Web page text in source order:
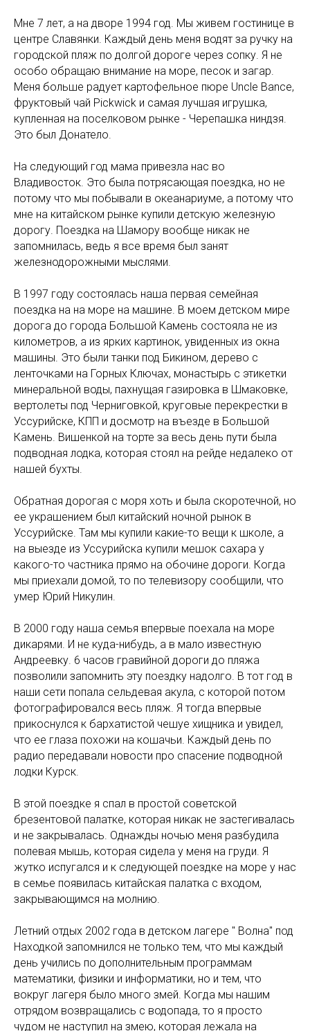
Мне 7 лет, а на дворе 1994 год. Мы живем гостинице в
центре Славянки. Каждый день меня водят за ручку на
городской пляж по долгой дороге через сопку. Я не
особо обращаю внимание на море, песок и загар.
Меня больше радует картофельное пюре Uncle Bance,
фруктовый чай Pickwick и самая лучшая игрушка,
купленная на поселковом рынке - Черепашка ниндзя.
Это был Донатело.
На следующий год мама привезла нас во
Владивосток. Это была потрясающая поездка, но не
потому что мы побывали в океанариуме, а потому что
мне на китайском рынке купили детскую железную
дорогу. Поездка на Шамору вообще никак не
запомнилась, ведь я все время был занят
железнодорожными мыслями.
В 1997 году состоялась наша первая семейная
поездка на на море на машине. В моем детском мире
дорога до города Большой Камень состояла не из
километров, а из ярких картинок, увиденных из окна
машины. Это были танки под Бикином, дерево с
ленточками на Горных Ключах, монастырь с этикетки
минеральной воды, пахнущая газировка в Шмаковке,
вертолеты под Черниговкой, круговые перекрестки в
Уссурийске, КПП и досмотр на въезде в Большой
Камень. Вишенкой на торте за весь день пути была
подводная лодка, которая стоял на рейде недалеко от
нашей бухты.
Обратная дорогая с моря хоть и была скоротечной, но
ее украшением был китайский ночной рынок в
Уссурийске. Там мы купили какие-то вещи к школе, а
на выезде из Уссурийска купили мешок сахара у
какого-то частника прямо на обочине дороги. Когда
мы приехали домой, то по телевизору сообщили, что
умер Юрий Никулин.
В 2000 году наша семья впервые поехала на море
дикарями. И не куда-нибудь, а в мало известную
Андреевку. 6 часов гравийной дороги до пляжа
позволили запомнить эту поездку надолго. В тот год в
наши сети попала сельдевая акула, с которой потом
фотографировался весь пляж. Я тогда впервые
прикоснулся к бархатистой чешуе хищника и увидел,
что ее глаза похожи на кошачьи. Каждый день по
радио передавали новости про спасение подводной
лодки Курск.
В этой поездке я спал в простой советской
брезентовой палатке, которая никак не застегивалась
и не закрывалась. Однажды ночью меня разбудила
полевая мышь, которая сидела у меня на груди. Я
жутко испугался и к следующей поездке на море у нас
в семье появилась китайская палатка с входом,
закрывающимся на молнию.
Летний отдых 2002 года в детском лагере " Волна" под
Находкой запомнился не только тем, что мы каждый
день учились по дополнительным программам
математики, физики и информатики, но и тем, что
вокруг лагеря было много змей. Когда мы нашим
отрядом возвращались с водопада, то я просто
чудом не наступил на змею, которая лежала на